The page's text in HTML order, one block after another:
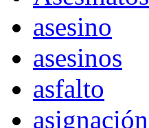
asesino
asesinos
asfalto
asignación